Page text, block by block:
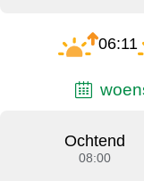
06:11
Ochtend
08:00